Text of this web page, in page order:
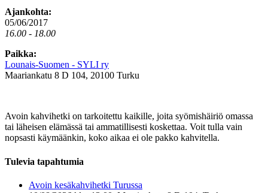
Ajankohta:
05/06/2017
16.00 - 18.00
Paikka:
Lounais-Suomen - SYLI ry
Maariankatu 8 D 104, 20100 Turku
Avoin kahvihetki on tarkoitettu kaikille, joita syömishäiriö omassa
tai läheisen elämässä tai ammatillisesti koskettaa. Voit tulla vain
nopsasti käymäänkin, koko aikaa ei ole pakko kahvitella.
Tulevia tapahtumia
Avoin kesäkahvihetki Turussa